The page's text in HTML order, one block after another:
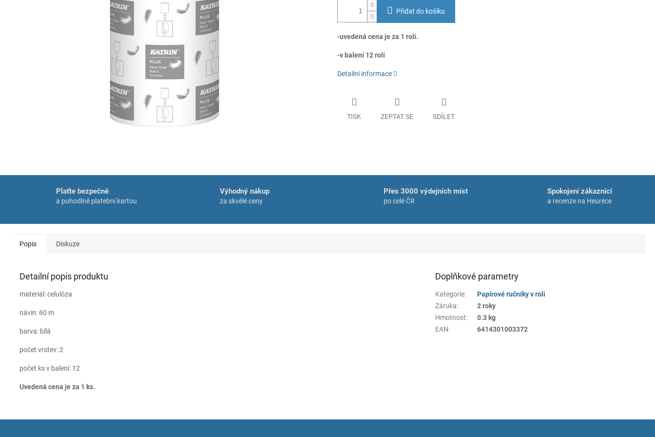
Přidat do košíku
-uvedená cena je za 1 roli.
-v balení 12 rolí
Detailní informace
TISK ZEPTAT SE SDÍLET
Plaťte bezpečně
a pohodlně platební kartou
Výhodný nákup
za skvělé ceny
Přes 3000 výdejních míst
po celé ČR
Spokojení zákazníci
a recenze na Heuréce
Popis Diskuze
Detailní popis produktu
materiál: celulóza
návin: 60 m
barva: bílá
počet vrstev: 2
počet ks v balení: 12
Uvedená cena je za 1 ks.
Doplňkové parametry
Kategorie:
Papírové ručníky v roli
Záruka:
2 roky
Hmotnost:
0.3 kg
EAN: 6414301003372